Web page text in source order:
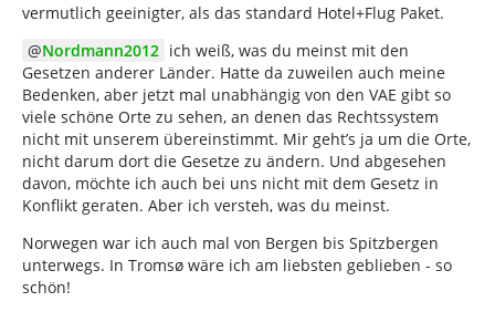
vermutlich geeinigter, als das standard Hotel+Flug Paket.
Nordmann2012 ich weiß, was du meinst mit den
Gesetzen anderer Länder. Hatte da zuweilen auch meine
Bedenken, aber jetzt mal unabhängig von den VAE gibt so
viele schöne Orte zu sehen, an denen das Rechtssystem
nicht mit unserem übereinstimmt. Mir geht’s ja um die Orte,
nicht darum dort die Gesetze zu ändern. Und abgesehen
davon, möchte ich auch bei uns nicht mit dem Gesetz in
Konflikt geraten. Aber ich versteh, was du meinst.
Norwegen war ich auch mal von Bergen bis Spitzbergen
unterwegs. In Tromsø wäre ich am liebsten geblieben - so
schön!